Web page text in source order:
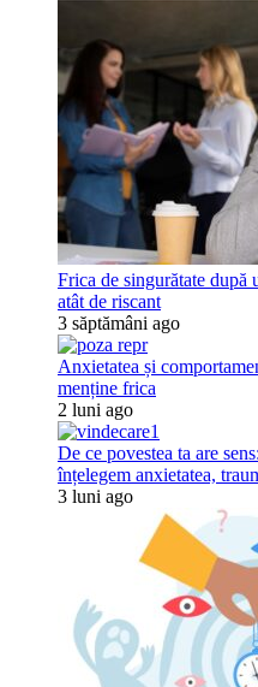
Frica de singurătate după
atât de riscant
3 săptămâni ago
Anxietatea și
menține frica
2 luni ago
De ce povestea ta are
înțelegem anxietatea,
3 luni ago